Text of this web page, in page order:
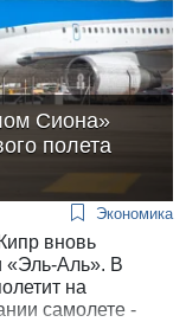
Сиона»
полета
Экономика
вновь
«Эль-Аль». В
на
самолете -